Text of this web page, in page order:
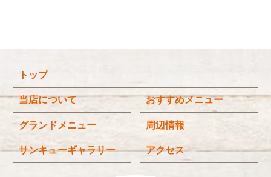
2025年9月(3)
2025年8月(4)
(4)
2025年6月(3)
トップ
当店について おすすめメニュー
グランドメニュー 周辺情報
サンキューギャラリー アクセス